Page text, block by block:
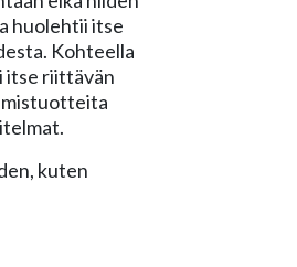
huolehtii itse
Kohteella
itse riittävän
kuten